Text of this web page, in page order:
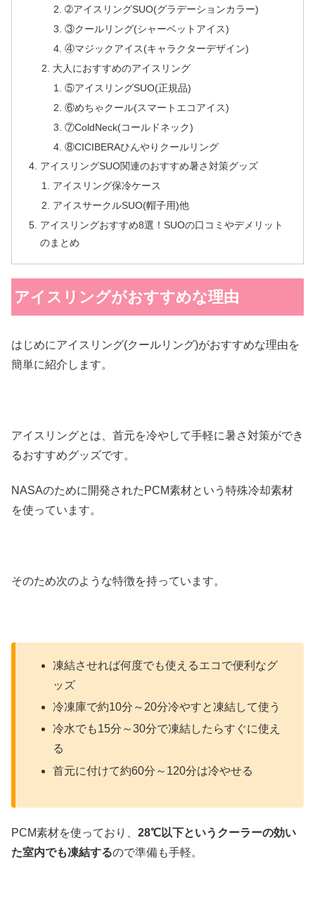
➁アイスリングSUO(グラデーションカラー)
③クールリング(シャーベットアイス)
④マジックアイス(キャラクターデザイン)
大人におすすめのアイスリング
⑤アイスリングSUO(正規品)
⑥めちゃクール(スマートエコアイス)
⑦ColdNeck(コールドネック)
⑧CICIBERAひんやりクールリング
アイスリングSUO関連のおすすめ暑さ対策グッズ
アイスリング保冷ケース
アイスサークルSUO(帽子用)他
アイスリングおすすめ8選！SUOの口コミやデメリット
のまとめ
アイスリングがおすすめな理由
はじめにアイスリング(クールリング)がおすすめな理由を
簡単に紹介します。
アイスリングとは、首元を冷やして手軽に暑さ対策ができ
るおすすめグッズです。
NASAのために開発されたPCM素材という特殊冷却素材
を使っています。
そのため次のような特徴を持っています。
凍結させれば何度でも使えるエコで便利なグ
ッズ
冷凍庫で約10分～20分冷やすと凍結して使う
冷水でも15分～30分で凍結したらすぐに使え
る
首元に付けて約60分～120分は冷やせる
PCM素材を使っており、 28℃以下というクーラーの効い
た室内でも凍結するので準備も手軽。